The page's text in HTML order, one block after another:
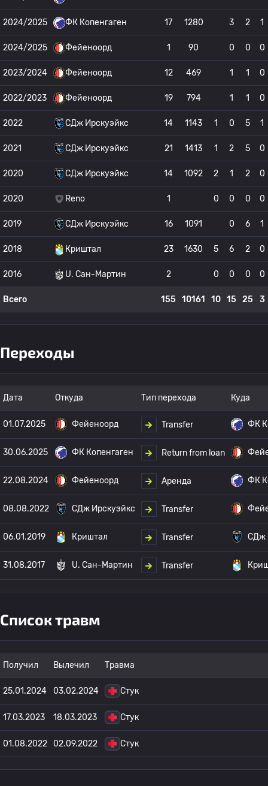
2024/2025 ФК Копенгаген 17 1280 3 2 1
2024/2025 Фейеноорд 1 90 0 0 0
2023/2024 Фейеноорд 12 469 1 1 0
2022/2023 Фейеноорд 19 794 1 1 0
2022 СДж Ирскуэйкс 14 1143 1 0 5 1
2021 СДж Ирскуэйкс 21 1413 1 2 5 0
2020 СДж Ирскуэйкс 14 1092 2 1 2 0
2020 Reno 1 0 0 0 0
2019 СДж Ирскуэйкс 16 1091 0 6 1
2018 Криштал 23 1630 5 6 2 0
2016 U. Сан-Мартин 2 0 0 0 0
Всего 155 10161 10 15 25 3
Переходы
Дата Откуда Тип перехода Куда
01.07.2025 Фейеноорд Transfer ФК
30.06.2025 ФК Копенгаген Return from loan
22.08.2024 Фейеноорд Аренда ФК
08.08.2022 СДж Ирскуэйкс Transfer
06.01.2019 Криштал Transfer СДж
31.08.2017 U. Сан-Мартин Transfer
Список травм
Получил Вылечил Травма
25.01.2024 03.02.2024 Стук
17.03.2023 18.03.2023 Стук
01.08.2022 02.09.2022 Стук